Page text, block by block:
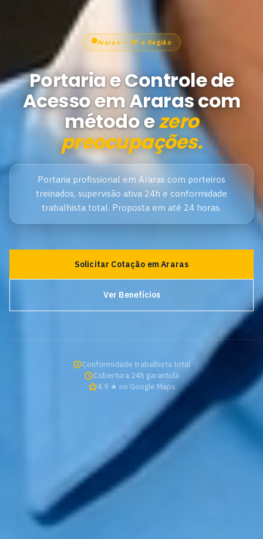
Araras — SP e Região
Portaria e Controle de
Acesso em Araras com
método ezero
preocupações.
Portaria profissional em Araras com porteiros
treinados, supervisão ativa 24h e conformidade
trabalhista total. Proposta em até 24 horas.
Solicitar Cotação em Araras
Ver Benefícios
Conformidade trabalhista total
Cobertura 24h garantida
4.9 ★ no Google Maps